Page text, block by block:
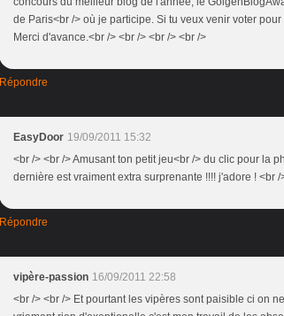
de Paris<br /> où je participe. Si tu veux venir voter
Merci d'avance.<br /> <br /> <br /> <br />
Répondre
EasyDoor 19/09/2011 15:32
<br /> <br /> Amusant ton petit jeu<br /> du clic pour la
dernière est vraiment extra surprenante !!!! j'adore ! <br /
Répondre
vipère-passion 16/09/2011 22:58
<br /> <br /> Et pourtant les vipères sont paisible ci on